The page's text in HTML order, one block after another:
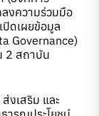
งความร่วมมือ
ดเผยข้อมูล
Governance)
2 สถาบัน
งเสริม และ